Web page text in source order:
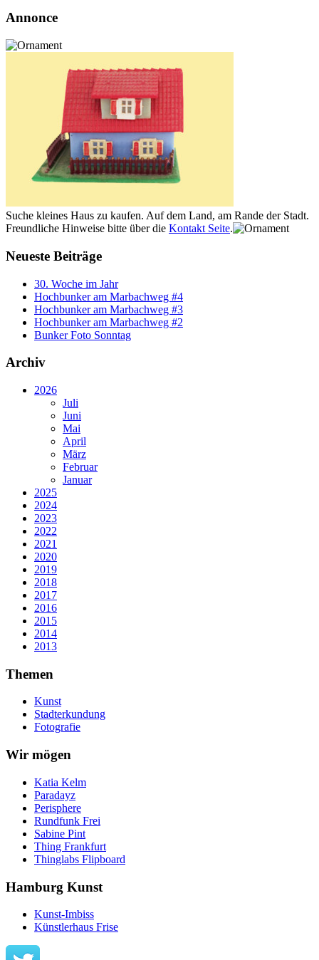
Annonce
Suche kleines Haus zu kaufen. Auf dem Land, am Rande der Stadt.
Freundliche Hinweise bitte über die Kontakt Seite.
Neueste Beiträge
30. Woche im Jahr
Hochbunker am Marbachweg #4
Hochbunker am Marbachweg #3
Hochbunker am Marbachweg #2
Bunker Foto Sonntag
Archiv
2026
Juli
Juni
Mai
April
März
Februar
Januar
2025
2024
2023
2022
2021
2020
2019
2018
2017
2016
2015
2014
2013
Themen
Kunst
Stadterkundung
Fotografie
Wir mögen
Katia Kelm
Paradayz
Perisphere
Rundfunk Frei
Sabine Pint
Thing Frankfurt
Thinglabs Flipboard
Hamburg Kunst
Kunst-Imbiss
Künstlerhaus Frise